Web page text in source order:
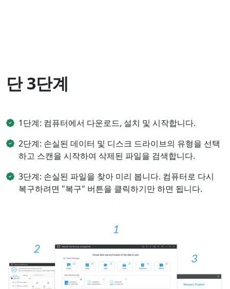
단 3단계
1단계: 컴퓨터에서 다운로드, 설치 및 시작합니다.
2단계: 손실된 데이터 및 디스크 드라이브의 유형을 선택
하고 스캔을 시작하여 삭제된 파일을 검색합니다.
3단계: 손실된 파일을 찾아 미리 봅니다. 컴퓨터로 다시
복구하려면 "복구" 버튼을 클릭하기만 하면 됩니다.